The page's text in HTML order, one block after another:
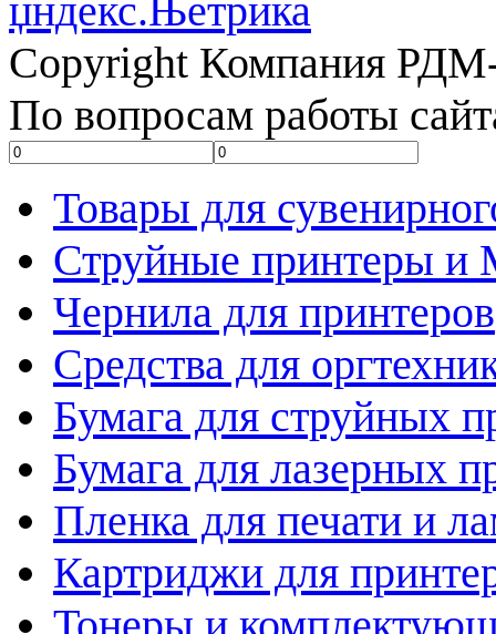
Copyright Компания
По вопросам работы
Товары для
Струйные принтеры
Чернила для принтеров
Средства для
Бумага для струйных
Бумага для лазерных
Пленка для печати и
Картриджи для